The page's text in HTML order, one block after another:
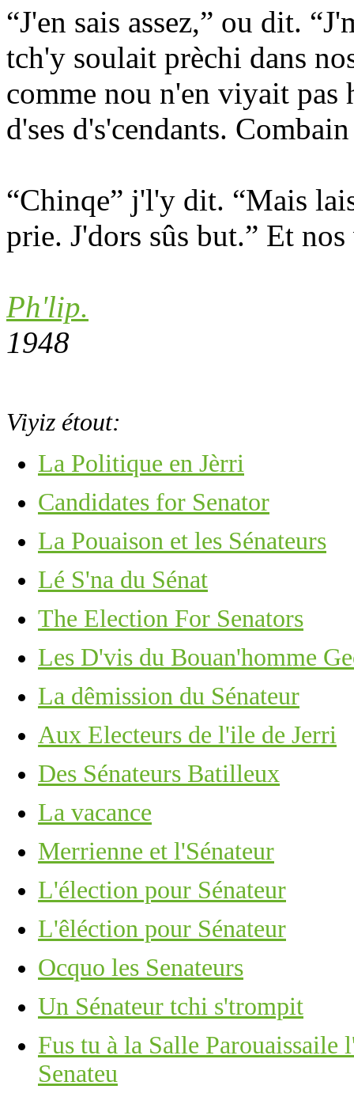
“J'en sais assez,” ou dit.
tch'y soulait prèchi dans
comme nou n'en viyait pas
d'ses d's'cendants.
“Chinqe” j'l'y dit. “Mais
prie. J'dors sûs but.” Et
Ph'lip.
1948
Viyiz étout:
La Politique en Jèrri
Candidates for Senator
La Pouaison et les Sénateurs
Lé S'na du Sénat
The Election For Senators
Les D'vis du Bouan'homme
La dêmission du Sénateur
Aux Electeurs de l'ile de Jerri
Des Sénateurs Batilleux
La vacance
Merrienne et l'Sénateur
L'élection pour Sénateur
L'êléction pour Sénateur
Ocquo les Senateurs
Un Sénateur tchi s'trompit
Fus tu à la Salle Parouaissaile
Senateu